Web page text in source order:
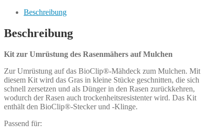
MengeBeschreibung
Beschreibung
Kit zur Umrüstung des Rasenmähers auf Mulchen
Zur Umrüstung auf das BioClip®-Mähdeck zum Mulchen. Mit
diesem Kit wird das Gras in kleine Stücke geschnitten, die sich
schnell zersetzen und als Dünger in den Rasen zurückkehren,
wodurch der Rasen auch trockenheitsresistenter wird. Das Kit
enthält den BioClip®-Stecker und -Klinge.
Passend für: